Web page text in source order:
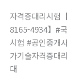
자격증대리시
8165-4934】#
시험 #공인중개
가기술자격증대
대